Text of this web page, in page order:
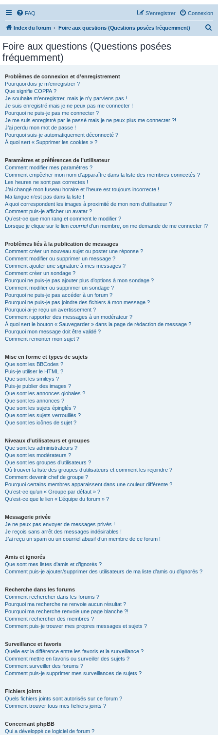
FAQ Connexion
S’enregistrer
Index du forum Foire aux questions (Questions posées fréquemment)
Foire aux questions (Questions posées
fréquemment)
Problèmes de connexion et d’enregistrement
Pourquoi dois-je m’enregistrer ?
Que signifie COPPA ?
Je souhaite m’enregistrer, mais je n’y parviens pas !
Je suis enregistré mais je ne peux pas me connecter !
Pourquoi ne puis-je pas me connecter ?
Je me suis enregistré par le passé mais je ne peux plus me connecter ?!
J’ai perdu mon mot de passe !
Pourquoi suis-je automatiquement déconnecté ?
À quoi sert « Supprimer les cookies » ?
Paramètres et préférences de l’utilisateur
Comment modifier mes paramètres ?
Comment empêcher mon nom d’apparaître dans la liste des membres connectés ?
Les heures ne sont pas correctes !
J’ai changé mon fuseau horaire et l’heure est toujours incorrecte !
Ma langue n’est pas dans la liste !
A quoi correspondent les images à proximité de mon nom d’utilisateur ?
Comment puis-je afficher un avatar ?
Qu’est-ce que mon rang et comment le modifier ?
Lorsque je clique sur le lien courrield’un membre, on me demande de me connecter !?
Problèmes liés à la publication de messages
Comment créer un nouveau sujet ou poster une réponse ?
Comment modifier ou supprimer un message ?
Comment ajouter une signature à mes messages ?
Comment créer un sondage ?
Pourquoi ne puis-je pas ajouter plus d’options à mon sondage ?
Comment modifier ou supprimer un sondage ?
Pourquoi ne puis-je pas accéder à un forum ?
Pourquoi ne puis-je pas joindre des fichiers à mon message ?
Pourquoi ai-je reçu un avertissement ?
Comment rapporter des messages à un modérateur ?
À quoi sert le bouton « Sauvegarder » dans la page de rédaction de message ?
Pourquoi mon message doit être validé ?
Comment remonter mon sujet ?
Mise en forme et types de sujets
Que sont les BBCodes ?
Puis-je utiliser le HTML ?
Que sont les smileys ?
Puis-je publier des images ?
Que sont les annonces globales ?
Que sont les annonces ?
Que sont les sujets épinglés ?
Que sont les sujets verrouillés ?
Que sont les icônes de sujet ?
Niveaux d’utilisateurs et groupes
Que sont les administrateurs ?
Que sont les modérateurs ?
Que sont les groupes d’utilisateurs ?
Où trouver la liste des groupes d’utilisateurs et comment les rejoindre ?
Comment devenir chef de groupe ?
Pourquoi certains membres apparaissent dans une couleur différente ?
Qu’est-ce qu’un « Groupe par défaut » ?
Qu’est-ce que le lien « L’équipe du forum » ?
Messagerie privée
Je ne peux pas envoyer de messages privés !
Je reçois sans arrêt des messages indésirables !
J’ai reçu un spam ou un courriel abusif d’un membre de ce forum !
Amis et ignorés
Que sont mes listes d’amis et d’ignorés ?
Comment puis-je ajouter/supprimer des utilisateurs de ma liste d’amis ou d’ignorés ?
Recherche dans les forums
Comment rechercher dans les forums ?
Pourquoi ma recherche ne renvoie aucun résultat ?
Pourquoi ma recherche renvoie une page blanche ?!
Comment rechercher des membres ?
Comment puis-je trouver mes propres messages et sujets ?
Surveillance et favoris
Quelle est la différence entre les favoris et la surveillance ?
Comment mettre en favoris ou surveiller des sujets ?
Comment surveiller des forums ?
Comment puis-je supprimer mes surveillances de sujets ?
Fichiers joints
Quels fichiers joints sont autorisés sur ce forum ?
Comment trouver tous mes fichiers joints ?
Concernant phpBB
Qui a développé ce logiciel de forum ?